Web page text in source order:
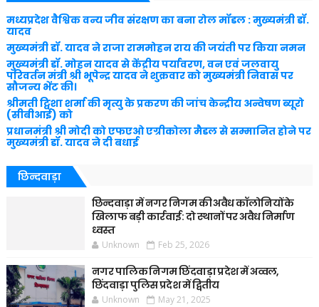
मध्यप्रदेश वैश्विक वन्य जीव संरक्षण का बना रोल मॉडल : मुख्यमंत्री डॉ.
यादव
मुख्यमंत्री डॉ. यादव ने राजा राममोहन राय की जयंती पर किया नमन
मुख्यमंत्री डॉ. मोहन यादव से केंद्रीय पर्यावरण, वन एवं जलवायु
परिवर्तन मंत्री श्री भूपेन्द्र यादव ने शुक्रवार को मुख्यमंत्री निवास पर
सौजन्य भेंट की।
श्रीमती ट्विशा शर्मा की मृत्यु के प्रकरण की जांच केन्द्रीय अन्वेषण ब्यूरो
(सीबीआई) को
प्रधानमंत्री श्री मोदी को एफएओ एग्रीकोला मैडल से सम्मानित होने पर
मुख्यमंत्री डॉ. यादव ने दी बधाई
छिन्दवाड़ा
छिन्दवाड़ा में नगर निगम की अवैध कॉलोनियों के
खिलाफ बड़ी कार्रवाई: दो स्थानों पर अवैध निर्माण
ध्वस्त
Unknown Feb 25, 2026
नगर पालिक निगम छिंदवाड़ा प्रदेश में अव्वल,
छिंदवाड़ा पुलिस प्रदेश में द्वितीय
Unknown May 21, 2025